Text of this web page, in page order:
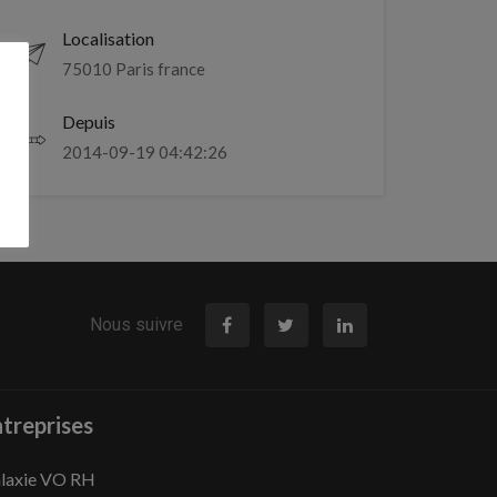
Localisation
75010 Paris france
Depuis
2014-09-19 04:42:26
Nous suivre
VO RH